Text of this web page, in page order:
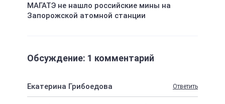
МАГАТЭ не нашло российские мины на
Запорожской атомной станции
Обсуждение: 1 комментарий
Екатерина Грибоедова Ответить